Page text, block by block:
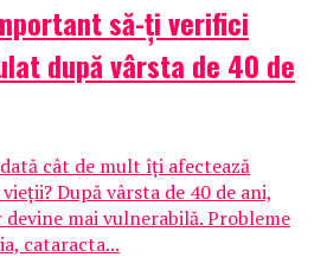
să-ți verifici
după vârsta de 40 de
cât de mult îți afectează
După vârsta de 40 de ani,
mai vulnerabilă. Probleme
cataracta...